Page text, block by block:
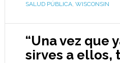
SALUD PÚBLICA, WISCONSIN
“Una vez que
sirves a ellos,